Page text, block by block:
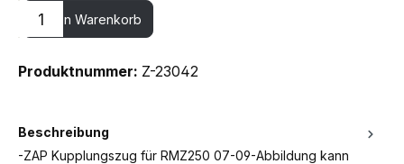
Produkt Anzahl: Gib den gewünschten Wert ein oder benutze
In den Warenkorb
Produktnummer: Z-23042
Beschreibung
-ZAP Kupplungszug für RMZ250 07-09-Abbildung kann